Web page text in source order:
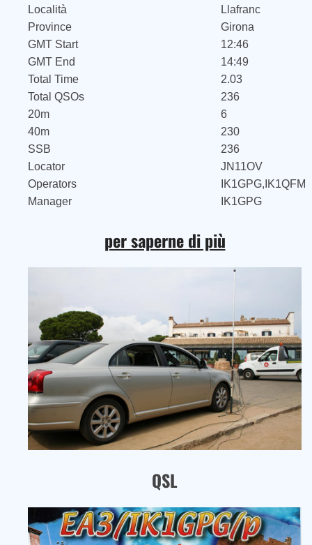
Località
Llafranc
Province
Girona
GMT Start
12:46
GMT End
14:49
Total Time
2.03
Total QSOs
236
20m
6
40m
230
SSB
236
Locator
JN11OV
Operators
IK1GPG,IK1QFM
Manager
IK1GPG
per saperne di più
QSL